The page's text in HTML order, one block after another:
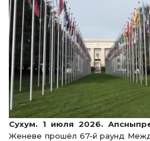
Сухум. 1 июля 2026.
Женеве прошёл 67-й раунд